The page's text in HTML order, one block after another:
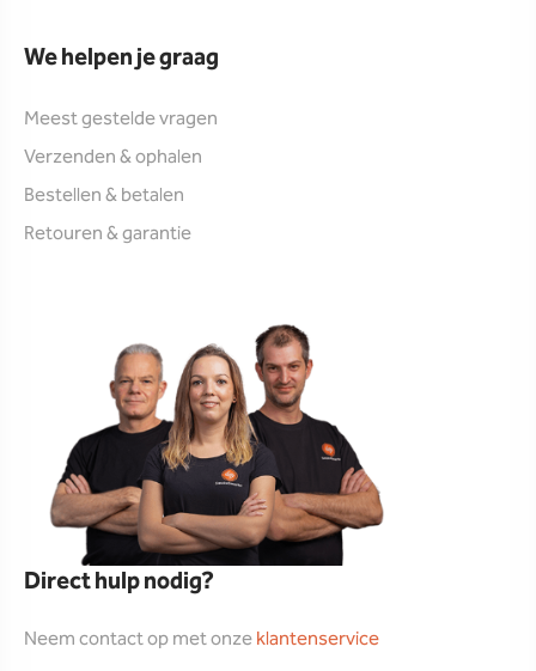
We helpen je graag
Meest gestelde vragen
Verzenden & ophalen
Bestellen & betalen
Retouren & garantie
Direct hulp nodig?
Neem contact op met onzeklantenservice